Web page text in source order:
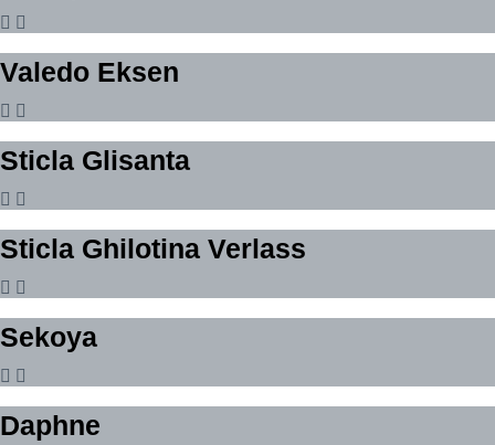
Valedo Eksen
Sticla Glisanta
Sticla Ghilotina Verlass
Sekoya
Daphne